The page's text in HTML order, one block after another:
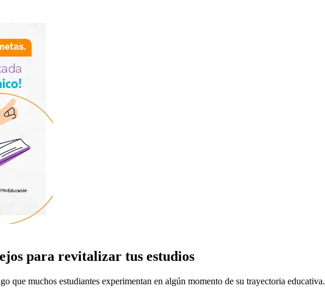
para revitalizar tus estudios
que muchos estudiantes experimentan en algún momento de su trayectoria educativa.